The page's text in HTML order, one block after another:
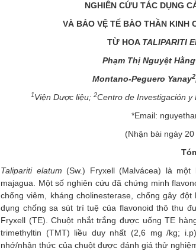
NGHIÊN CỨU TÁC DỤNG
VÀ BẢO VỆ TẾ BÀO THẦN KINH
TỪ HOA TALIPARITI
Phạm Thị Nguyệt Hằng
Montano-Peguero Yanay2
1Viện Dược liệu;2Centro de Investigación
*Email:
(Nhận bài ngày
Talipariti elatum (Sw.) Fryxell (Malvácea) là
majagua. Một số nghiên cứu đã chứng minh
chống viêm, kháng cholinesterase, chống gây
dụng chống sa sút trí tuệ của flavonoid thô thu
Fryxell (TE). Chuột nhắt trắng được uống TE
trimethyltin (TMT) liều duy nhất (2,6 mg /kg;
nhớ/nhận thức của chuột được đánh giá thử